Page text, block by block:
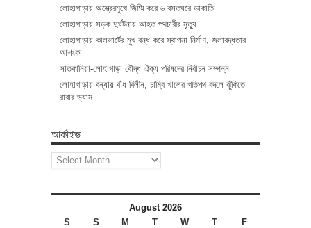
লোহাগাড়ায় অস্ত্রেরমুখে জিম্মি করে ৬ বসতঘরে ডাকাতি
লোহাগাড়ায় সড়ক দুর্ঘটনায় আহত পথচারীর মৃত্যু
লোহাগাড়ায় কালভার্টের মুখ বন্ধ করে স্থাপনা নির্মাণ, জলাবদ্ধতার
আশংকা
সাতকানিয়া-লোহাগাড়া বৌদ্ধ ঐক্য পরিষদের নির্বাচন সম্পন্ন
লোহাগাড়ায় বন্যায় বাঁধ বিলীন, চাম্বি খালের গতিপথ বদলে ঝুঁকিতে
রাবার ড্যাম
আর্কাইভ
আর্কাইভ
August 2026
S
S M T W T
F